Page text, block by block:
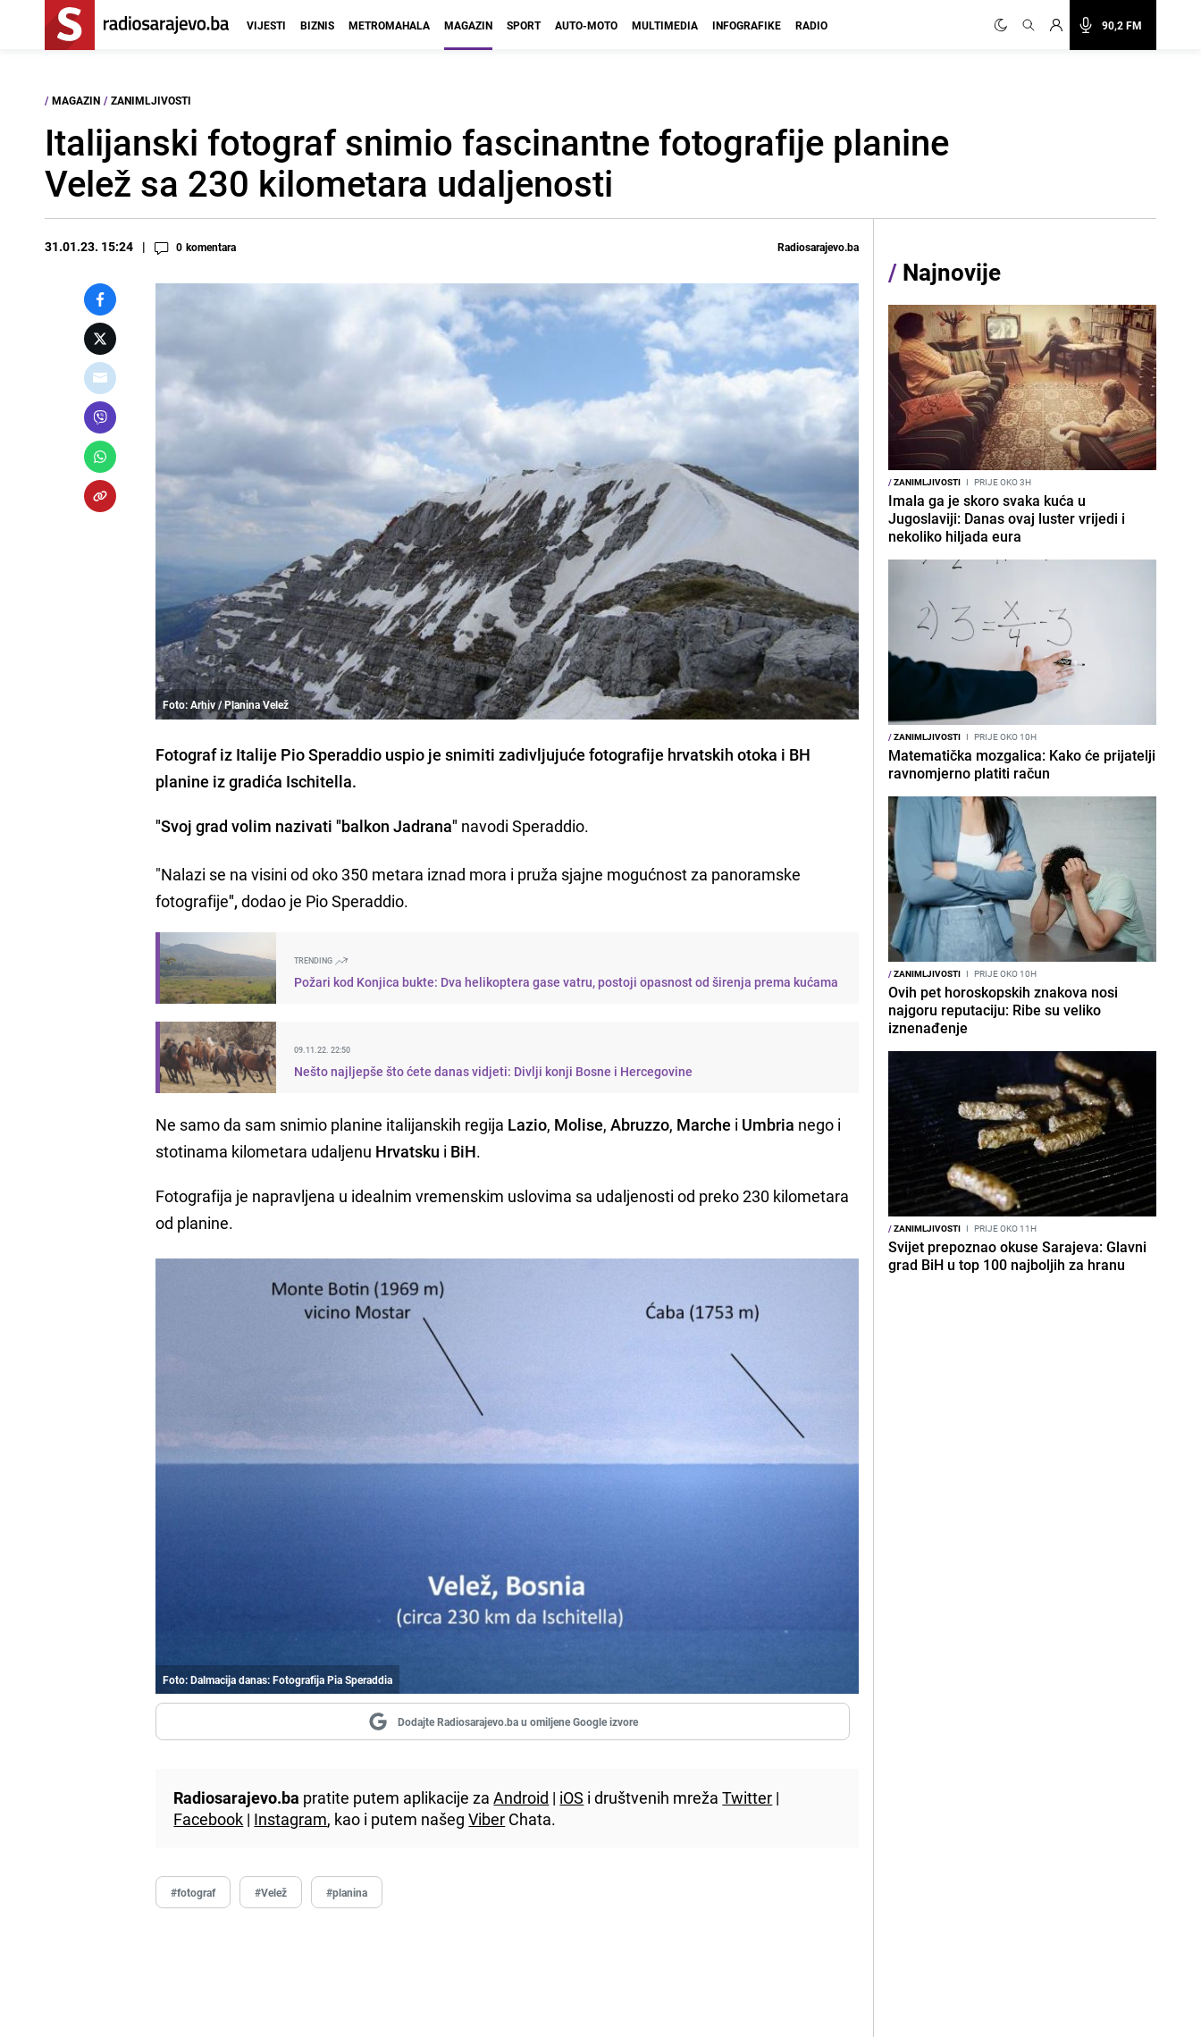
90,2 FM
VIJESTI BIZNIS METROMAHALA MAGAZIN SPORT AUTO-MOTO MULTIMEDIA INFOGRAFIKE RADIO
/ MAGAZIN / ZANIMLJIVOSTI
Italijanski fotograf snimio fascinantne fotografije planine
Velež sa 230 kilometara udaljenosti
31.01.23. 15:24 0 komentara Radiosarajevo.ba
Foto: Arhiv / Planina Velež
Fotograf iz Italije Pio Speraddio uspio je snimiti zadivljujuće fotografije hrvatskih otoka i BH
planine iz gradića Ischitella.
"Svoj grad volim nazivati "balkon Jadrana" navodi Speraddio.
"Nalazi se na visini od oko 350 metara iznad mora i pruža sjajne mogućnost za panoramske
fotografije", dodao je Pio Speraddio.
TRENDING
Požari kod Konjica bukte: Dva helikoptera gase vatru, postoji opasnost od širenja prema kućama
09.11.22. 22:50
Nešto najljepše što ćete danas vidjeti: Divlji konji Bosne i Hercegovine
Ne samo da sam snimio planine italijanskih regija Lazio, Molise,Abruzzo, Marche i Umbria nego i
stotinama kilometara udaljenu Hrvatsku i BiH.
Fotografija je napravljena u idealnim vremenskim uslovima sa udaljenosti od preko 230 kilometara
od planine.
Foto: Dalmacija danas: Fotografija Pia Speraddia
Dodajte Radiosarajevo.ba u omiljene Google izvore
Radiosarajevo.ba pratite putem aplikacije zaAndroid | iOS i društvenih mrežaTwitter |
Facebook | Instagram, kao i putem našegViber Chata.
#fotograf #Velež #planina
/ Najnovije
/ZANIMLJIVOSTI I PRIJE OKO 3H
Imala ga je skoro svaka kuća u
Jugoslaviji: Danas ovaj luster vrijedi i
nekoliko hiljada eura
/ZANIMLJIVOSTI I PRIJE OKO 10H
Matematička mozgalica: Kako će prijatelji
ravnomjerno platiti račun
/ZANIMLJIVOSTI I PRIJE OKO 10H
Ovih pet horoskopskih znakova nosi
najgoru reputaciju: Ribe su veliko
iznenađenje
/ZANIMLJIVOSTI I PRIJE OKO 11H
Svijet prepoznao okuse Sarajeva: Glavni
grad BiH u top 100 najboljih za hranu